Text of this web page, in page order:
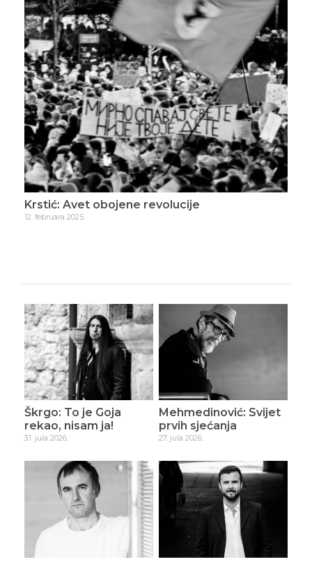
Krstić: Bilo jednom u Srbiji
19. februara 2025.
Škrgo: To je Goja
rekao, nisam ja!
31. jula 2026.
Mehmedinović: Svijet
prvih sjećanja
27. jula 2026.